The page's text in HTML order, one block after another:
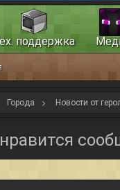
Города Новости от
поддержка